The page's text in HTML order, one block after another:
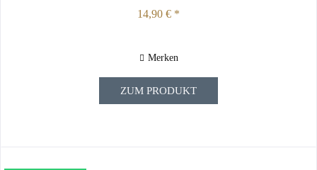
14,90 € *
Merken
ZUM PRODUKT